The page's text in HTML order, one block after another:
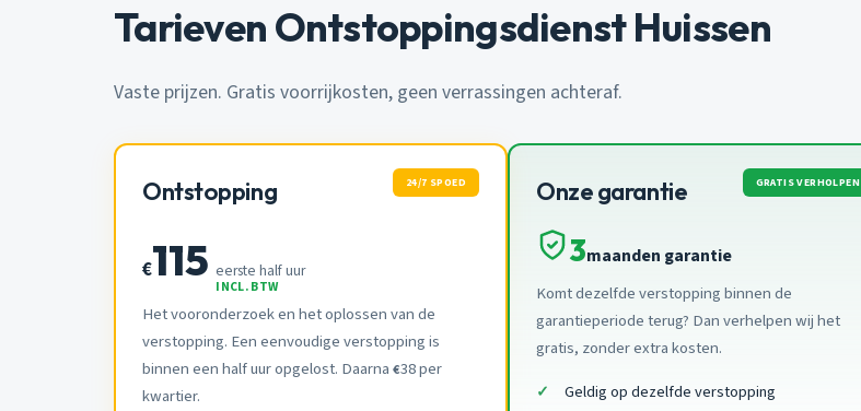
Tarieven Ontstoppingsdienst Huissen
Vaste prijzen. Gratis voorrijkosten, geen verrassingen achteraf.
Ontstopping 24/7 SPOED
€115 eerste half uur
INCL. BTW
Het vooronderzoek en het oplossen van de
verstopping. Een eenvoudige verstopping is
binnen een half uur opgelost. Daarna €38 per
kwartier.
Onze garantie GRATIS VERHOLPEN
3maanden garantie
Komt dezelfde verstopping binnen de
garantieperiode terug? Dan verhelpen wij het
gratis, zonder extra kosten.
Geldig op dezelfde verstopping